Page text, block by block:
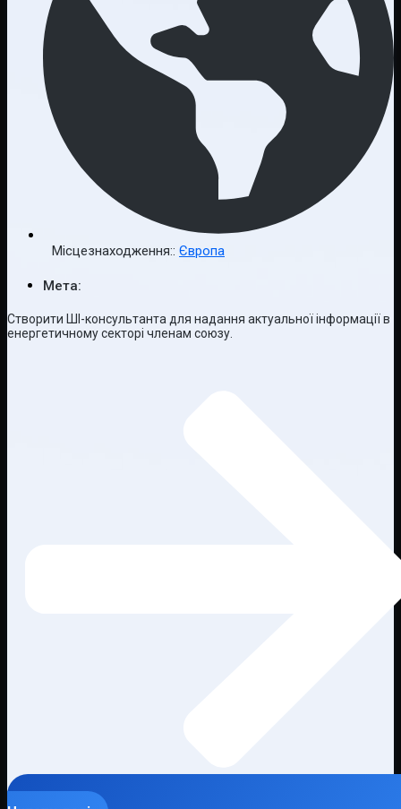
Місцезнаходження:: Європа
Мета:
Створити ШІ-консультанта для надання актуальної інформації в
енергетичному секторі членам союзу.